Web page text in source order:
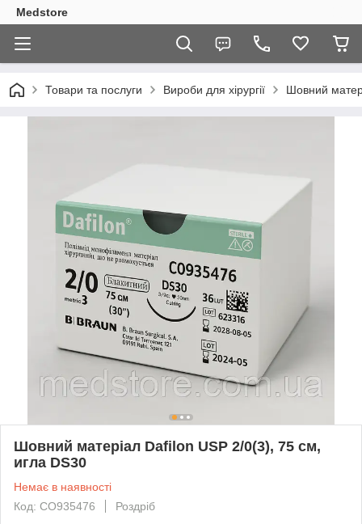
Medstore
Товари та послуги Вироби для хірургії Шовний
Шовний матеріал Dafilon USP 2/0(3), 75 см,
игла DS30
Немає в наявності
Код: CO935476
Роздріб